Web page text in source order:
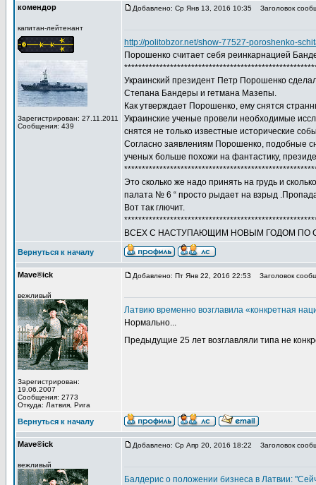
комендор
капитан-лейтенант
Зарегистрирован: 27.11.2011
Сообщения: 439
Добавлено: Ср Янв 13, 2016 10:35 Заголовок
http://politobzor.net/show-77527-poroshenko-
Порошенко считает себя реинкарнацией
Украинский президент Петр Порошенко
Степана Бандеры и гетмана Мазепы.
Как утверждает Порошенко, ему снятся
Украинские ученые провели необходимые
снятся не только известные исторические
Согласно заявлениям Порошенко, подобные
ученых больше похожи на фантастику,
Это сколько же надо принять на грудь и
палата № 6 “ просто рыдает на взрыд
Вот так глючит.
ВСЕХ С НАСТУПАЮЩИМ НОВЫМ ГОДОМ ПО
Вернуться к началу
Mave®ick
вежливый
Зарегистрирован:
19.06.2007
Сообщения: 2773
Откуда: Латвия, Рига
Добавлено: Пт Янв 22, 2016 22:53 Заголовок
Латвию временно возглавила «конкретная
Нормально...
Предыдущие 25 лет возглавляли типа не
Вернуться к началу
Mave®ick
вежливый
Добавлено: Ср Апр 20, 2016 18:22 Заголовок
Балдерис о положении бизнеса в Латвии: